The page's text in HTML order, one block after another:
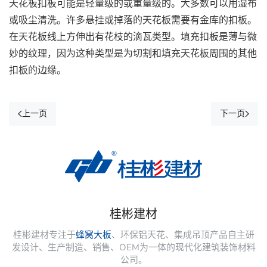
天花板扣板可能是轻量级的或重量级的。大多数可以用湿布
或吸尘清洗。许多悬挂或掉落的天花板需要有金库的扣板。
在天花板线上方伸出有花枝的滴瓦类型。填充扣板是薄与微
妙的纹理，因为这种类型是为切割和填充天花板周围的其他
扣板的边缘。
上一页 下一页
桂彬建材
桂彬建材专注于蜂窝大板、环保铝天花、集成吊顶产品自主研
发设计、生产制造、销售、OEM为一体的现代化建筑装饰材料
公司。